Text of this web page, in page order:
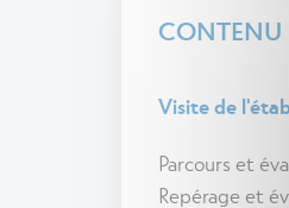
CONTENU
Visite de
Parcours et
Repérage et